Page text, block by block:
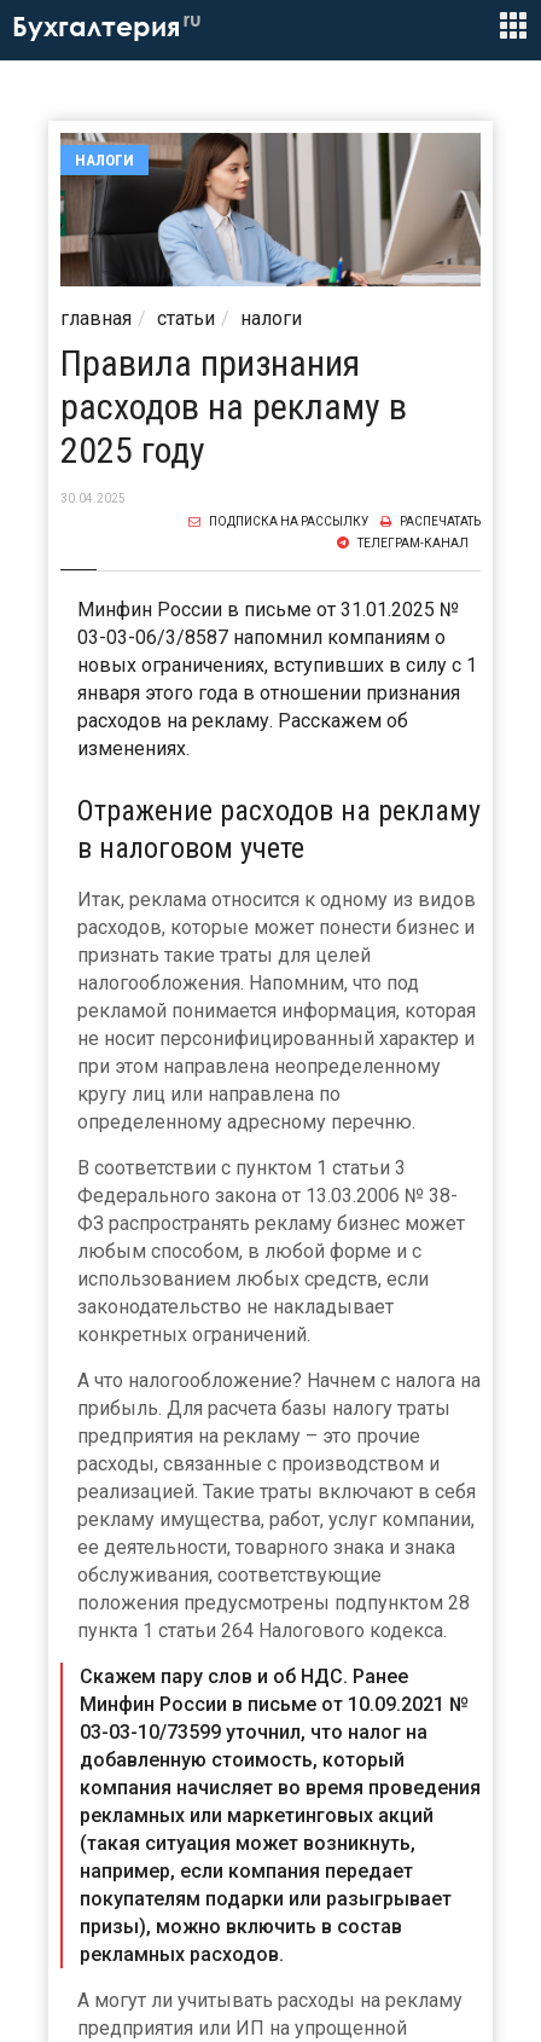
Бухгалтерия ru
НАЛОГИ
главная статьи налоги
Правила признания
расходов на рекламу в
2025 году
30.04.2025
РАСПЕЧАТАТЬ
ПОДПИСКА НА РАССЫЛКУ
ТЕЛЕГРАМ-КАНАЛ
Минфин России в письме от 31.01.2025 №
03-03-06/3/8587 напомнил компаниям о
новых ограничениях, вступивших в силу с 1
января этого года в отношении признания
расходов на рекламу. Расскажем об
изменениях.
Отражение расходов на рекламу
в налоговом учете
Итак, реклама относится к одному из видов
расходов, которые может понести бизнес и
признать такие траты для целей
налогообложения. Напомним, что под
рекламой понимается информация, которая
не носит персонифицированный характер и
при этом направлена неопределенному
кругу лиц или направлена по
определенному адресному перечню.
В соответствии с пунктом 1 статьи 3
Федерального закона от 13.03.2006 № 38-
ФЗ распространять рекламу бизнес может
любым способом, в любой форме и с
использованием любых средств, если
законодательство не накладывает
конкретных ограничений.
А что налогообложение? Начнем с налога на
прибыль. Для расчета базы налогу траты
предприятия на рекламу – это прочие
расходы, связанные с производством и
реализацией. Такие траты включают в себя
рекламу имущества, работ, услуг компании,
ее деятельности, товарного знака и знака
обслуживания, соответствующие
положения предусмотрены подпунктом 28
пункта 1 статьи 264 Налогового кодекса.
Скажем пару слов и об НДС. Ранее
Минфин России в письме от 10.09.2021 №
03-03-10/73599 уточнил, что налог на
добавленную стоимость, который
компания начисляет во время проведения
рекламных или маркетинговых акций
(такая ситуация может возникнуть,
например, если компания передает
покупателям подарки или разыгрывает
призы), можно включить в состав
рекламных расходов.
А могут ли учитывать расходы на рекламу
предприятия или ИП на упрощенной